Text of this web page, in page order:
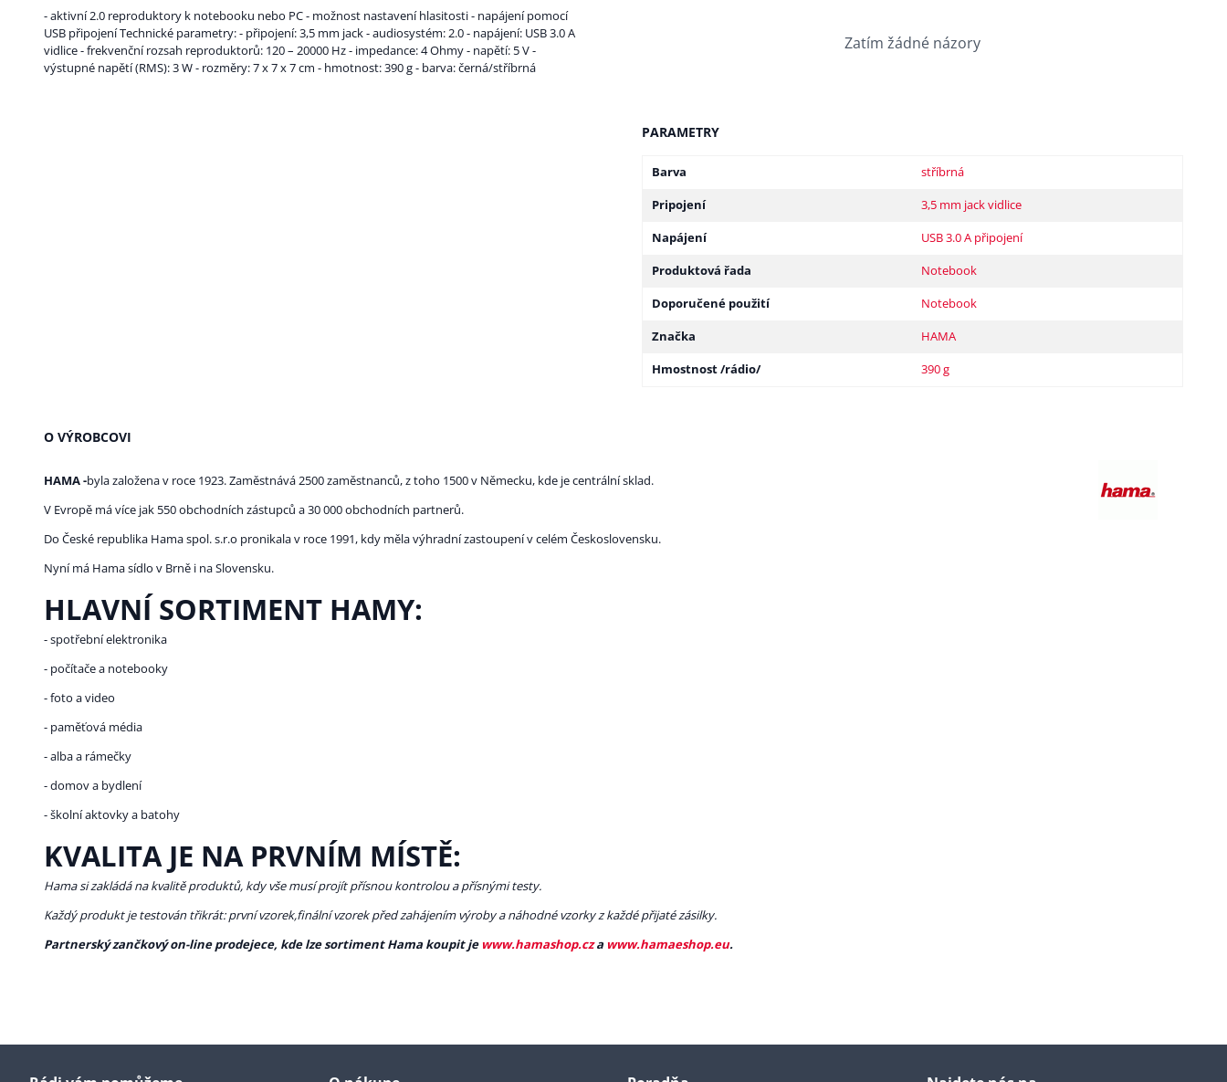
- aktivní 2.0 reproduktory k notebooku nebo PC - možnost nastavení hlasitosti - napájení pomocí
USB připojení Technické parametry: - připojení: 3,5 mm jack - audiosystém: 2.0 - napájení: USB 3.0 A
vidlice - frekvenční rozsah reproduktorů: 120 – 20000 Hz - impedance: 4 Ohmy - napětí: 5 V -
výstupné napětí (RMS): 3 W - rozměry: 7 x 7 x 7 cm - hmotnost: 390 g - barva: černá/stříbrná
Zatím žádné názory
PARAMETRY
Barva
stříbrná
Pripojení
3,5 mm jack vidlice
Napájení
USB 3.0 A připojení
Produktová řada
Notebook
Doporučené použití
Notebook
Značka
HAMA
Hmostnost /rádio/
390 g
O VÝROBCOVI
HAMA -byla založena v roce 1923. Zaměstnává 2500 zaměstnanců, z toho 1500 v Německu, kde je centrální sklad.
V Evropě má více jak 550 obchodních zástupců a 30 000 obchodních partnerů.
Do České republika Hama spol. s.r.o pronikala v roce 1991, kdy měla výhradní zastoupení v celém Československu.
Nyní má Hama sídlo v Brně i na Slovensku.
HLAVNÍ SORTIMENT HAMY:
- spotřební elektronika
- počítače a notebooky
- foto a video
- paměťová média
- alba a rámečky
- domov a bydlení
- školní aktovky a batohy
KVALITA JE NA PRVNÍM MÍSTĚ:
Hama si zakládá na kvalitě produktů, kdy vše musí projít přísnou kontrolou a přísnými testy.
Každý produkt je testován třikrát: první vzorek,finální vzorek před zahájením výroby a náhodné vzorky z každé přijaté zásilky.
Partnerský zančkový on-line prodejece, kde lze sortiment Hama koupit je www.hamashop.cza www.hamaeshop.eu.